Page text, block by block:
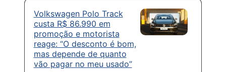
Volkswagen Polo Track
custa R$ 86.990 em
promoção e motorista
reage: “O desconto é bom,
mas depende de quanto
vão pagar no meu usado”